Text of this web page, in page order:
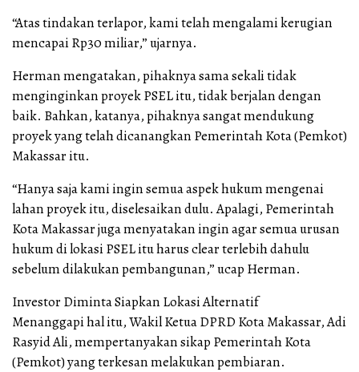
“Atas tindakan terlapor, kami telah mengalami kerugian
mencapai Rp30 miliar,” ujarnya.
Herman mengatakan, pihaknya sama sekali tidak
menginginkan proyek PSEL itu, tidak berjalan dengan
baik. Bahkan, katanya, pihaknya sangat mendukung
proyek yang telah dicanangkan Pemerintah Kota (Pemkot)
Makassar itu.
“Hanya saja kami ingin semua aspek hukum mengenai
lahan proyek itu, diselesaikan dulu. Apalagi, Pemerintah
Kota Makassar juga menyatakan ingin agar semua urusan
hukum di lokasi PSEL itu harus clear terlebih dahulu
sebelum dilakukan pembangunan,” ucap Herman.
Investor Diminta Siapkan Lokasi Alternatif
Menanggapi hal itu, Wakil Ketua DPRD Kota Makassar, Adi
Rasyid Ali, mempertanyakan sikap Pemerintah Kota
(Pemkot) yang terkesan melakukan pembiaran.